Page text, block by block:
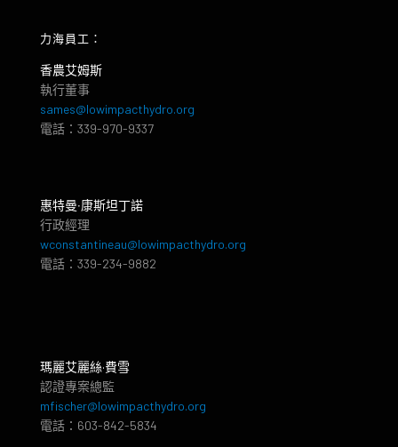
力海員工：
香農艾姆斯
執行董事
sames@lowimpacthydro.org
電話：339-970-9337
惠特曼‧康斯坦丁諾
行政經理
wconstantineau@lowimpacthydro.org
電話：339-234-9882
瑪麗艾麗絲·費雪
認證專案總監
mfischer@lowimpacthydro.org
電話：603-842-5834